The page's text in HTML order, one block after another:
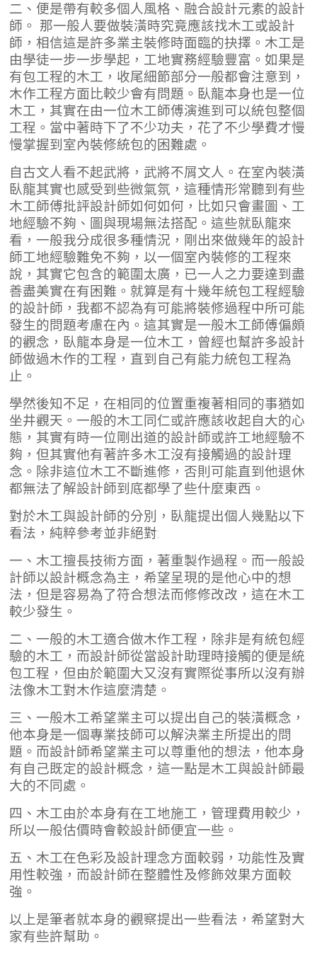
二、便是帶有較多個人風格、融合設計元素的設計
師。 那一般人要做裝潢時究竟應該找木工或設計
師，相信這是許多業主裝修時面臨的抉擇。木工是
由學徒一步一步學起，工地實務經驗豐富。如果是
有包工程的木工，收尾細節部分一般都會注意到，
木作工程方面比較少會有問題。臥龍本身也是一位
木工，其實在由一位木工師傅演進到可以統包整個
工程。當中著時下了不少功夫，花了不少學費才慢
慢掌握到室內裝修統包的困難處。
自古文人看不起武將，武將不屑文人。在室內裝潢
臥龍其實也感受到些微氣氛，這種情形常聽到有些
木工師傅批評設計師如何如何，比如只會畫圖、工
地經驗不夠、圖與現場無法搭配。這些就臥龍來
看，一般我分成很多種情況，剛出來做幾年的設計
師工地經驗難免不夠，以一個室內裝修的工程來
說，其實它包含的範圍太廣，已一人之力要達到盡
善盡美實在有困難。就算是有十幾年統包工程經驗
的設計師，我都不認為有可能將裝修過程中所可能
發生的問題考慮在內。這其實是一般木工師傅偏頗
的觀念，臥龍本身是一位木工，曾經也幫許多設計
師做過木作的工程，直到自己有能力統包工程為
止。
學然後知不足，在相同的位置重複著相同的事猶如
坐井觀天。一般的木工同仁或許應該收起自大的心
態，其實有時一位剛出道的設計師或許工地經驗不
夠，但其實他有著許多木工沒有接觸過的設計理
念。除非這位木工不斷進修，否則可能直到他退休
都無法了解設計師到底都學了些什麼東西。
對於木工與設計師的分別，臥龍提出個人幾點以下
看法，純粹參考並非絕對:
一、木工擅長技術方面，著重製作過程。而一般設
計師以設計概念為主，希望呈現的是他心中的想
法，但是容易為了符合想法而修修改改，這在木工
較少發生。
二、一般的木工適合做木作工程，除非是有統包經
驗的木工，而設計師從當設計助理時接觸的便是統
包工程，但由於範圍大又沒有實際從事所以沒有辦
法像木工對木作這麼清楚。
三、一般木工希望業主可以提出自己的裝潢概念，
他本身是一個專業技師可以解決業主所提出的問
題。而設計師希望業主可以尊重他的想法，他本身
有自己既定的設計概念，這一點是木工與設計師最
大的不同處。
四、木工由於本身有在工地施工，管理費用較少，
所以一般估價時會較設計師便宜一些。
五、木工在色彩及設計理念方面較弱，功能性及實
用性較強，而設計師在整體性及修飾效果方面較
強。
以上是筆者就本身的觀察提出一些看法，希望對大
家有些許幫助。